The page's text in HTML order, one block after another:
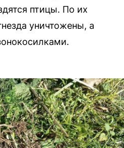
птицы. По их
уничтожены, а